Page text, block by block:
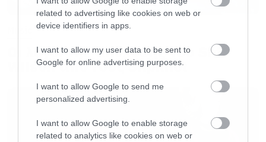
related to advertising like cookies on web or
device identifiers in apps.
I want to allow my user data to be sent to
Google for online advertising purposes.
I want to allow Google to send me
personalized advertising.
I want to allow Google to enable storage
related to analytics like cookies on web or
Οι λόγοι της απόλυσης του Sid
Wilson από τους Slipknot